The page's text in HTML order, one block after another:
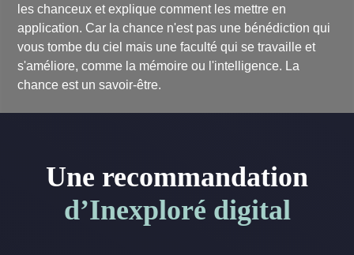
les chanceux et explique comment les mettre en
application. Car la chance n'est pas une bénédiction qui
vous tombe du ciel mais une faculté qui se travaille et
s'améliore, comme la mémoire ou l'intelligence. La
chance est un savoir-être.
Une recommandation
d’Inexploré digital